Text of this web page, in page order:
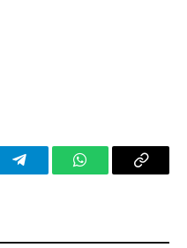
TelegramWhatsAppCopy